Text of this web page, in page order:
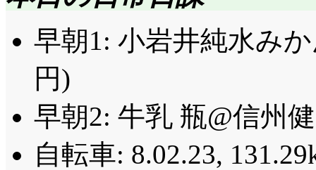
早朝1: 小岩井純水み
円)
早朝2: 牛乳 瓶@信州
自転車: 8.02.23,